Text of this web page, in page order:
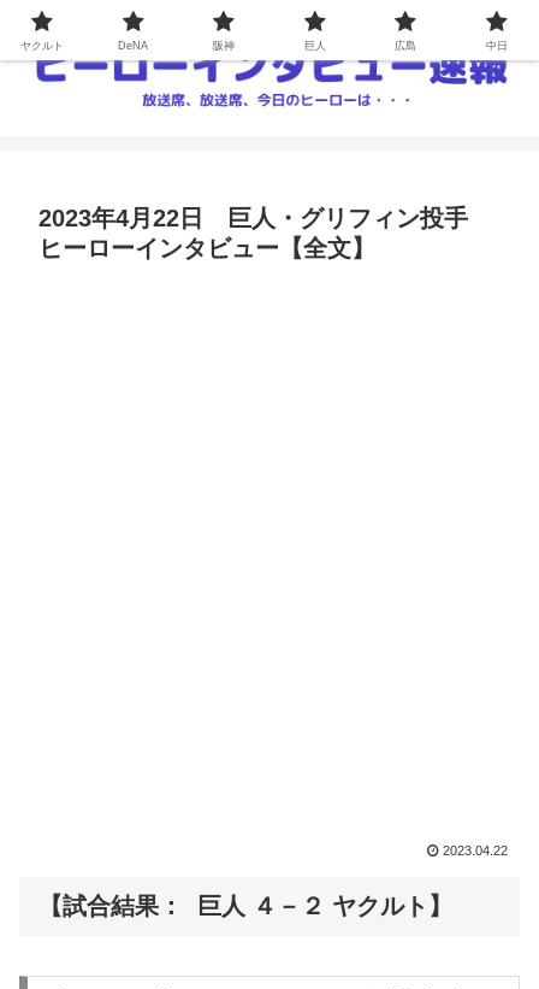
2023年4月22日 巨人・グリフィン投手
ヒーローインタビュー【全文】
2023.04.22
【試合結果： 巨人 ４－２ ヤクルト】
ヤクルト DeNA 阪神 巨人 広島 中日